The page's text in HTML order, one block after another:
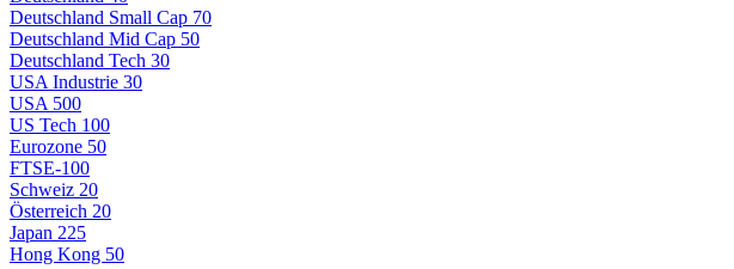
Deutschland Small Cap 70
Deutschland Mid Cap 50
Deutschland Tech 30
USA Industrie 30
USA 500
US Tech 100
Eurozone 50
FTSE-100
Schweiz 20
Österreich 20
Japan 225
Hong Kong 50